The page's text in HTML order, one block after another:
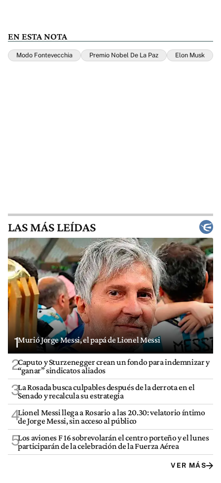
EN ESTA NOTA
Modo Fontevecchia Premio Nobel De La Paz Elon Musk
LAS MÁS LEÍDAS
1Murió Jorge Messi, el papá de Lionel Messi
2Caputo y Sturzenegger crean un fondo para indemnizar y
“ganar” sindicatos aliados
3La Rosada busca culpables después de la derrota en el
Senado y recalcula su estrategia
4Lionel Messi llega a Rosario a las 20.30: velatorio íntimo
de Jorge Messi, sin acceso al público
5Los aviones F 16 sobrevolarán el centro porteño y el lunes
participarán de la celebración de la Fuerza Aérea
VER MÁS